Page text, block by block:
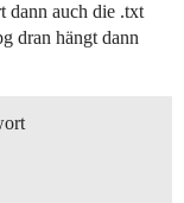
dann auch die .txt
dran hängt dann